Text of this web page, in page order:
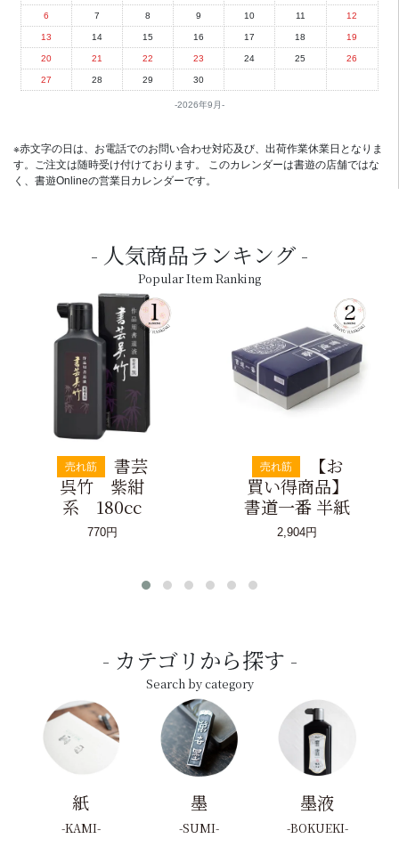
2026年9月
6 7 8 9 10 11 12
13 14 15 16 17 18 19
20 21 22 23 24 25 26
27 28 29 30
※赤文字の日は、お電話でのお問い合わせ対応及び、出荷作業休業日となりま
す。ご注文は随時受け付けております。 このカレンダーは書遊の店舗ではな
く、書遊Onlineの営業日カレンダーです。
人気商品ランキング
Popular Item Ranking
売れ筋
書芸
呉竹 紫紺
系 180cc
770円
売れ筋
【お
買い得商品】
書道一番 半紙
2,904円
カテゴリから探す
Search by category
紙
KAMI
墨
SUMI
墨液
BOKUEKI